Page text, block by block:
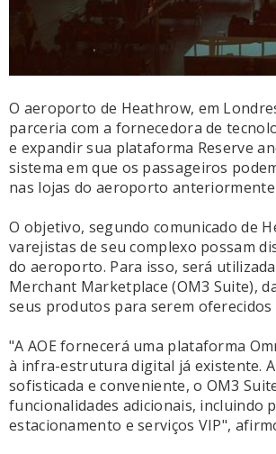
O aeroporto de Heathrow, em
parceria com a fornecedora de
e expandir sua plataforma Reserve
sistema em que os passageiros
nas lojas do aeroporto anteriormente
O objetivo, segundo comunicado de
varejistas de seu complexo possam
do aeroporto. Para isso, será
Merchant Marketplace (OM3 Suite),
seus produtos para serem oferecidos
"A AOE fornecerá uma plataforma
à infra-estrutura digital já existente.
sofisticada e conveniente, o OM3
funcionalidades adicionais, incluindo
estacionamento e serviços VIP",